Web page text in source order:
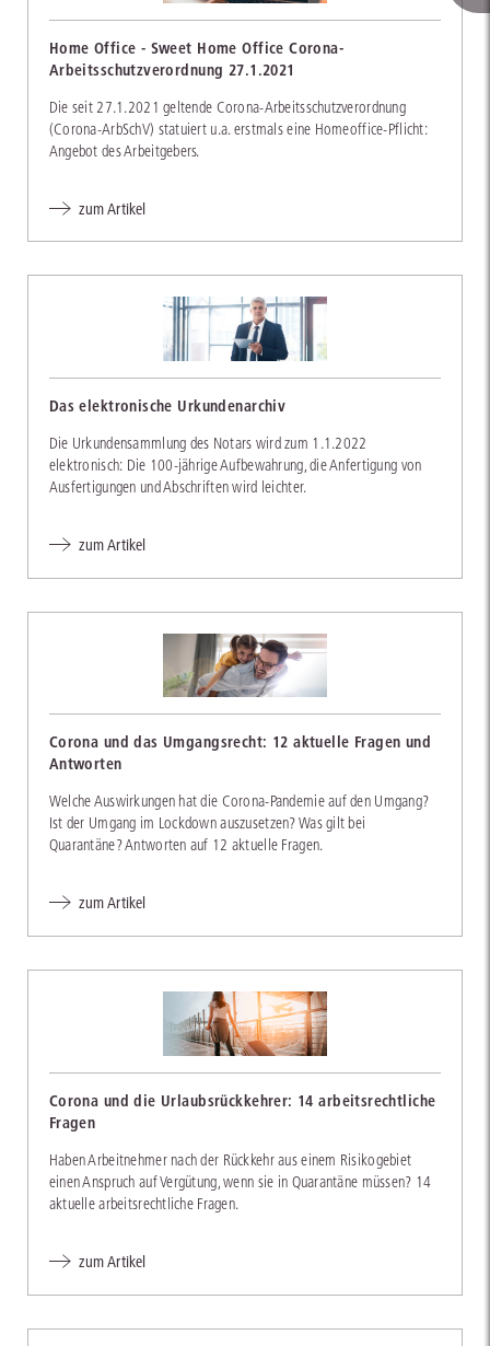
Home Office - Sweet Home Office Corona-
Arbeitsschutzverordnung 27.1.2021
Die seit 27.1.2021 geltende Corona-Arbeitsschutzverordnung
(Corona-ArbSchV) statuiert u.a. erstmals eine Homeoffice-Pflicht:
Angebot des Arbeitgebers.
zum Artikel
Das elektronische Urkundenarchiv
Die Urkundensammlung des Notars wird zum 1.1.2022
elektronisch: Die 100-jährige Aufbewahrung, die Anfertigung von
Ausfertigungen und Abschriften wird leichter.
zum Artikel
Corona und das Umgangsrecht: 12 aktuelle Fragen und
Antworten
Welche Auswirkungen hat die Corona-Pandemie auf den Umgang?
Ist der Umgang im Lockdown auszusetzen? Was gilt bei
Quarantäne? Antworten auf 12 aktuelle Fragen.
zum Artikel
Corona und die Urlaubsrückkehrer: 14 arbeitsrechtliche
Fragen
Haben Arbeitnehmer nach der Rückkehr aus einem Risikogebiet
einen Anspruch auf Vergütung, wenn sie in Quarantäne müssen? 14
aktuelle arbeitsrechtliche Fragen.
zum Artikel